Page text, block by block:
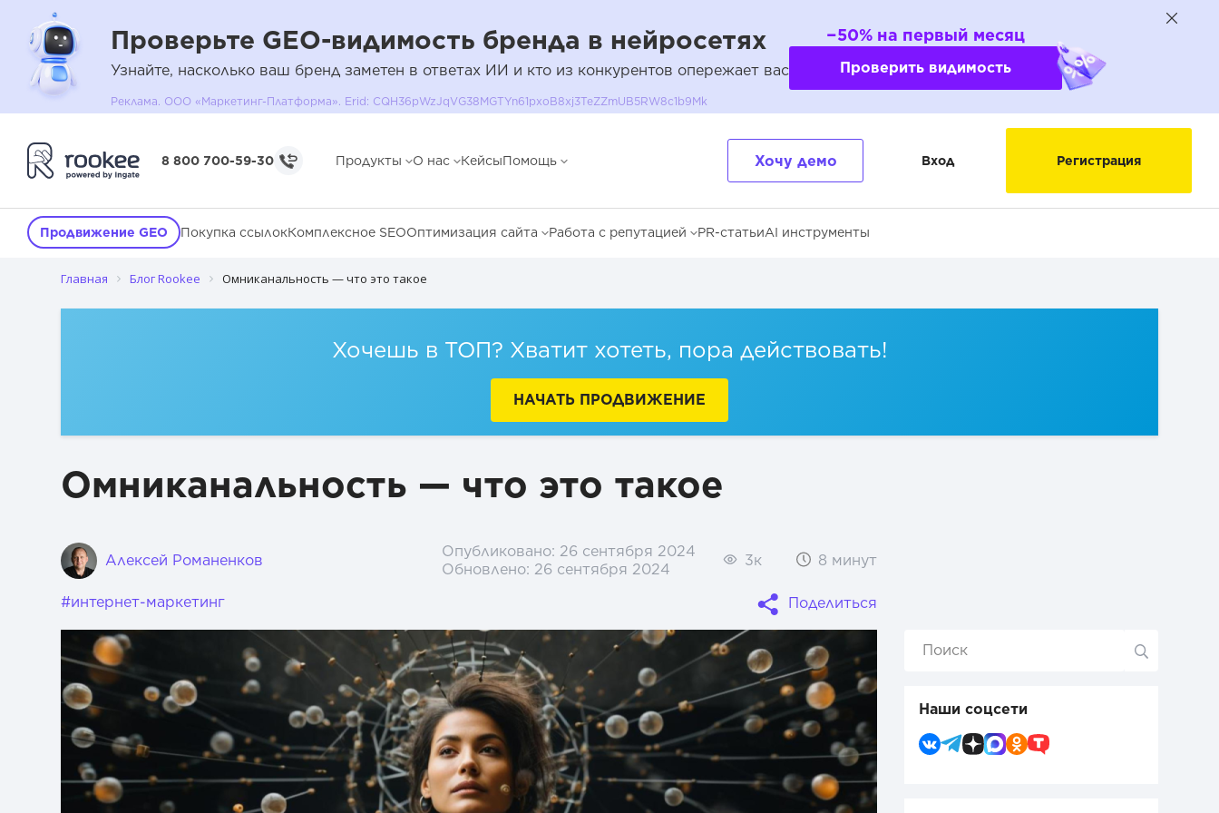
Проверьте GEO-видимость бренда в нейросетях
Узнайте, насколько ваш бренд заметен в ответах ИИ и кто из конкурентов опережает вас
Реклама. ООО «Маркетинг-Платформа». Erid: CQH36pWzJqVG38MGTYn61pxoB8xj3TeZZmUB5RW8c1b9Mk
−50% на первый месяц
Проверить видимость
8 800 700-59-30 Продукты О нас КейсыПомощь Хочу демо Вход Регистрация
Продвижение GEO Покупка ссылокКомплексное SEOОптимизация сайта Работа с репутацией PR-статьиAI инструменты
Главная Блог Rookee Омниканальность — что это такое
Хочешь в ТОП? Хватит хотеть, пора действовать!
НАЧАТЬ ПРОДВИЖЕНИЕ
Омниканальность — что это такое
Алексей Романенков Опубликовано: 26 сентября 2024
Обновлено: 26 сентября 2024
3к 8 минут
#интернет-маркетинг Поделиться
Отличия от мультиканальности
Зачем бизнесу омниканальность?
Примеры омниканальности
Наши соцсети